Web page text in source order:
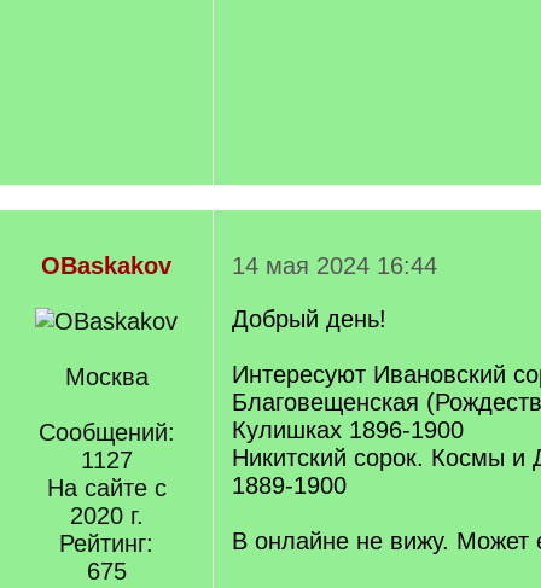
OBaskakov
Москва
Сообщений:
1127
На сайте с
2020 г.
Рейтинг:
675
14 мая 2024 16:44
Добрый день!
Интересуют Ивановский
Благовещенская
Кулишках 1896-1900
Никитский сорок. Космы
1889-1900
В онлайне не вижу.